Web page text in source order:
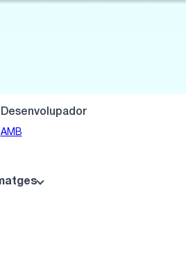
Desenvolupador
AMB